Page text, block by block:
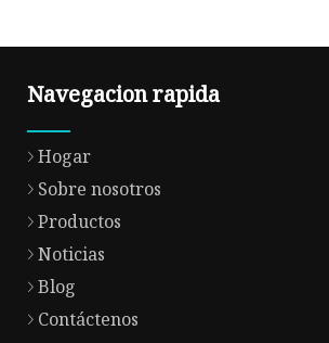
Navegacion rapida
Hogar
Sobre nosotros
Productos
Noticias
Blog
Contáctenos